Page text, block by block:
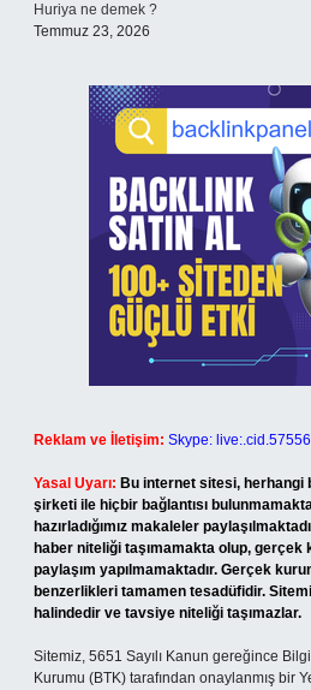
Huriya ne demek ?
Temmuz 23, 2026
Reklam ve İletişim: Skype:
Yasal Uyarı: Bu internet sitesi, herhangi
şirketi ile hiçbir bağlantısı
hazırladığımız makaleler
haber niteliği taşımamakta olup, gerçek
paylaşım yapılmamaktadır. Gerçek
benzerlikleri tamamen tesadüfidir.
halindedir ve tavsiye niteliği taşımazlar.
Sitemiz, 5651 Sayılı Kanun gereğince
Kurumu (BTK) tarafından onaylanmış bir